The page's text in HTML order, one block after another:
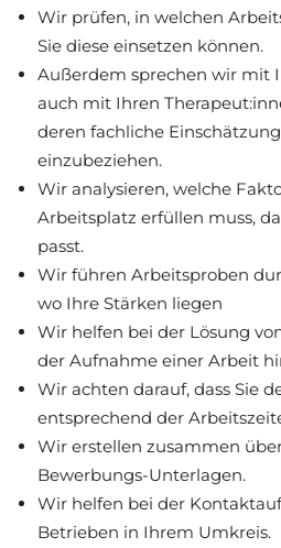
Wir prüfen, in welchen
Sie diese einsetzen können.
Außerdem sprechen wir mit
auch mit Ihren
deren fachliche
einzubeziehen.
Wir analysieren, welche
Arbeitsplatz erfüllen muss,
passt.
Wir führen Arbeitsproben
wo Ihre Stärken liegen
Wir helfen bei der Lösung
der Aufnahme einer Arbeit
Wir achten darauf, dass Sie
entsprechend der
Wir erstellen zusammen
Bewerbungs-Unterlagen.
Wir helfen bei der
Betrieben in Ihrem Umkreis.